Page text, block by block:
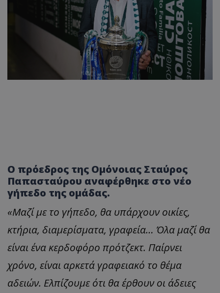
Ο πρόεδρος της Ομόνοιας Σταύρος
Παπασταύρου αναφέρθηκε στο νέο
γήπεδο της ομάδας.
«Μαζί με το γήπεδο, θα υπάρχουν οικίες,
κτήρια, διαμερίσματα, γραφεία… Όλα μαζί θα
είναι ένα κερδοφόρο πρότζεκτ. Παίρνει
χρόνο, είναι αρκετά γραφειακό το θέμα
αδειών. Ελπίζουμε ότι θα έρθουν οι άδειες